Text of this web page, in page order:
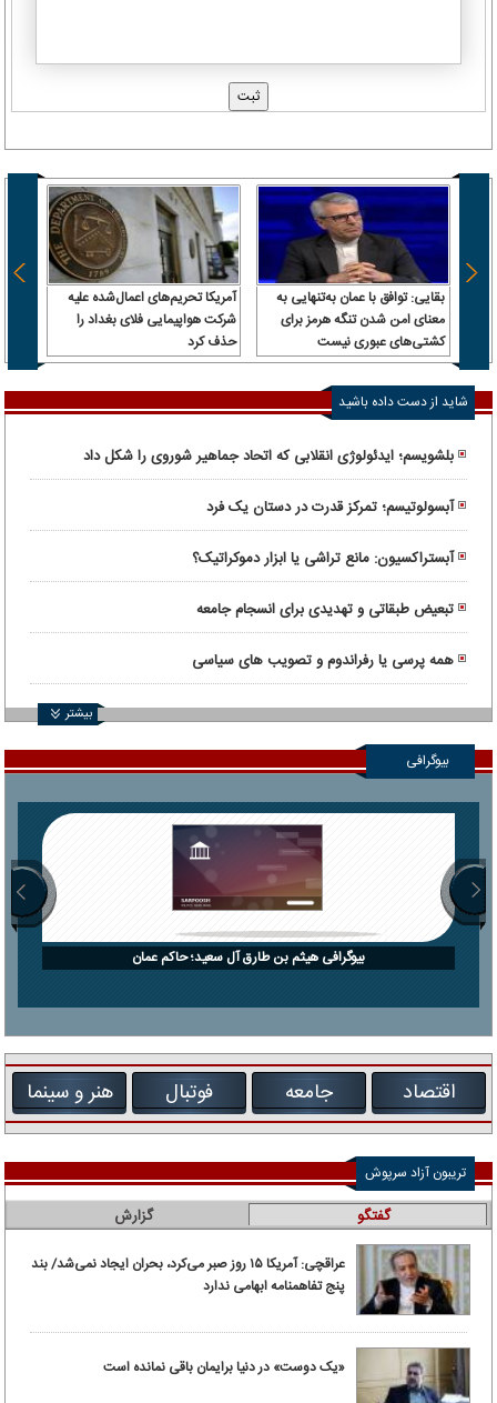
بقایی: توافق با عمان به‌تنهایی به
معنای امن شدن تنگه هرمز برای
کشتی‌های عبوری نیست
آمریکا تحریم‌های اعمال‌شده علیه
شرکت هواپیمایی فلای بغداد را
حذف کرد
شاید از دست داده باشید
بلشویسم؛ ایدئولوژی انقلابی که اتحاد جماهیر شوروی را شکل داد
آبسولوتیسم؛ تمرکز قدرت در دستان یک فرد
آبستراکسیون: مانع تراشی یا ابزار دموکراتیک؟
تبعیض طبقاتی و تهدیدی برای انسجام جامعه
همه پرسی یا رفراندوم و تصویب های سیاسی
بیشتر
بیوگرافی
بیوگرافی هیثم بن طارق آل سعید؛ حاکم عمان
اقتصاد جامعه فوتبال هنر و سینما
تریبون آزاد سرپوش
گفتگو گزارش
عراقچی: آمریکا ۱۵ روز صبر می‌کرد، بحران ایجاد نمی‌شد/ بند
پنج تفاهمنامه ابهامی ندارد
«یک دوست» در دنیا برایمان باقی نمانده است